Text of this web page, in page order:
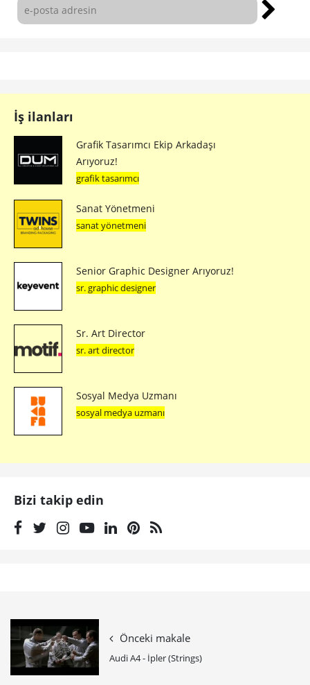
İş ilanları
Grafik Tasarımcı Ekip Arkadaşı
Arıyoruz!
grafik tasarımcı
Sanat Yönetmeni
sanat yönetmeni
Senior Graphic Designer Arıyoruz!
sr. graphic designer
Sr. Art Director
sr. art director
Sosyal Medya Uzmanı
sosyal medya uzmanı
Bizi takip edin
Önceki makale
Audi A4 - İpler (Strings)